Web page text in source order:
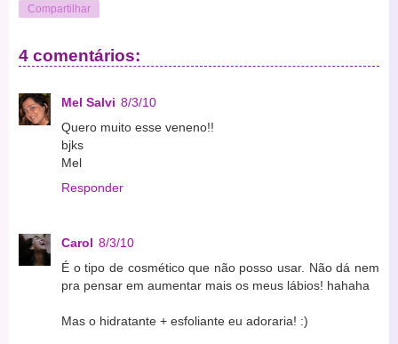
Compartilhar
4 comentários:
Mel Salvi 8/3/10
Quero muito esse veneno!!
bjks
Mel
Responder
Carol 8/3/10
É o tipo de cosmético que não posso usar. Não dá nem
pra pensar em aumentar mais os meus lábios! hahaha
Mas o hidratante + esfoliante eu adoraria! :)